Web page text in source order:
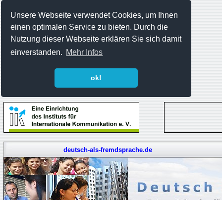
Unsere Webseite verwendet Cookies, um Ihnen
einen optimalen Service zu bieten. Durch die
Nutzung dieser Webseite erklären Sie sich damit
einverstanden. Mehr Infos
ok!
deutsch-als-fremdsprache.de